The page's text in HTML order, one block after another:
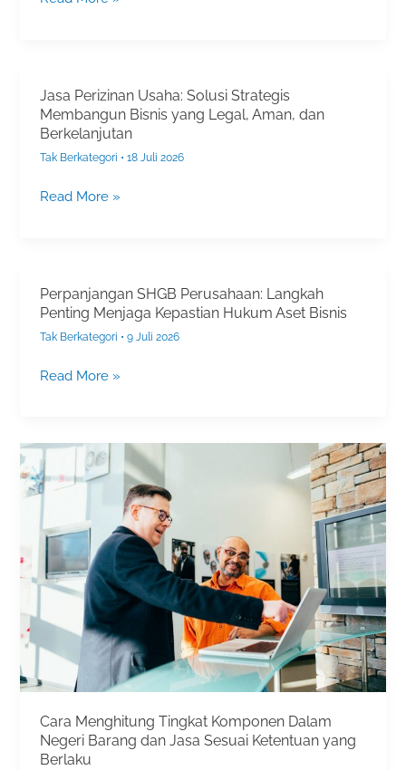
Jasa Perizinan Usaha: Solusi Strategis
Membangun Bisnis yang Legal, Aman, dan
Berkelanjutan
Tak Berkategori •18 Juli 2026
Jasa
Perizinan
Usaha:
Solusi
Membangun
Aman,
dan
Berkelanjutan
Read More »
Perpanjangan SHGB Perusahaan: Langkah
Penting Menjaga Kepastian Hukum Aset Bisnis
Tak Berkategori •9 Juli 2026
Perpanjangan
SHGB
Perusahaan:
Penting
Hukum
Aset
Bisnis
Read More »
Cara Menghitung Tingkat Komponen Dalam
Negeri Barang dan Jasa Sesuai Ketentuan yang
Berlaku
Cara
Menghitung
Tingkat
Komponen
Dalam
Negeri
Barang
Jasa
Sesuai
Ketentuan
yang
Berlaku